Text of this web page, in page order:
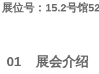
展位号： 15.2号馆
01 展会介绍